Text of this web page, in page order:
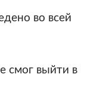
во всей
смог выйти в